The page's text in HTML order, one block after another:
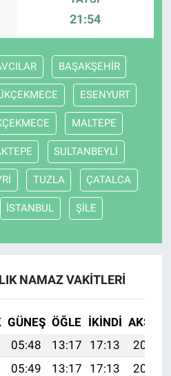
21:54
BAŞAKŞEHİR
ESENYURT
MALTEPE
SULTANBEYLİ
TUZLA ÇATALCA
İSTANBUL ŞİLE
NAMAZ VAKITLERI
GÜNEŞ ÖĞLE İKINDI AKŞAM
05:48 13:17 17:13
20:36
05:49 13:17 17:13
20:35